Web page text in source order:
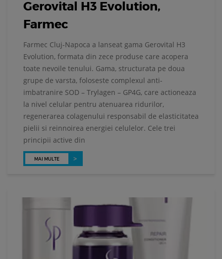
Gerovital H3 Evolution,
Farmec
Farmec Cluj-Napoca a lanseat gama Gerovital H3
Evolution, formata din zece produse care acopera
toate nevoile tenului. Gama, structurata pe doua
grupe de varsta, foloseste complexul anti-
imbatranire SOD – Trylagen – GP4G, care actioneaza
la nivel celular pentru atenuarea ridurilor,
regenerarea colagenului responsabil de elasticitatea
pielii si reinnoirea energiei celulelor. Cele trei
principii active din
MAI MULTE